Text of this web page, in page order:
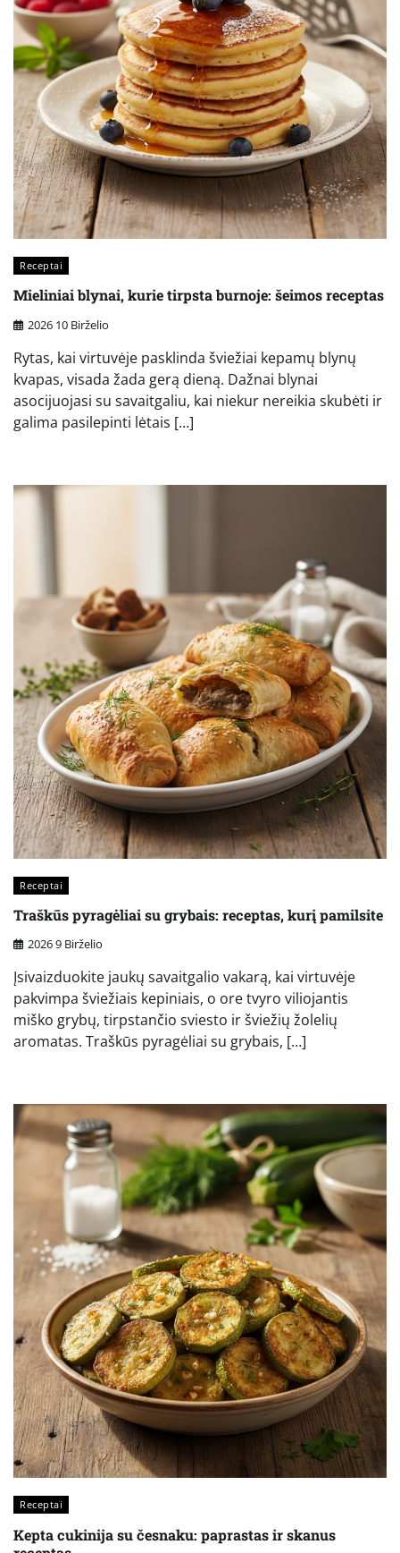
Receptai
Mieliniai blynai, kurie tirpsta burnoje: šeimos receptas
2026 10 Birželio
Rytas, kai virtuvėje pasklinda šviežiai kepamų blynų
kvapas, visada žada gerą dieną. Dažnai blynai
asocijuojasi su savaitgaliu, kai niekur nereikia skubėti ir
galima pasilepinti lėtais […]
Receptai
Traškūs pyragėliai su grybais: receptas, kurį pamilsite
2026 9 Birželio
Įsivaizduokite jaukų savaitgalio vakarą, kai virtuvėje
pakvimpa šviežiais kepiniais, o ore tvyro viliojantis
miško grybų, tirpstančio sviesto ir šviežių žolelių
aromatas. Traškūs pyragėliai su grybais, […]
Receptai
Kepta cukinija su česnaku: paprastas ir skanus